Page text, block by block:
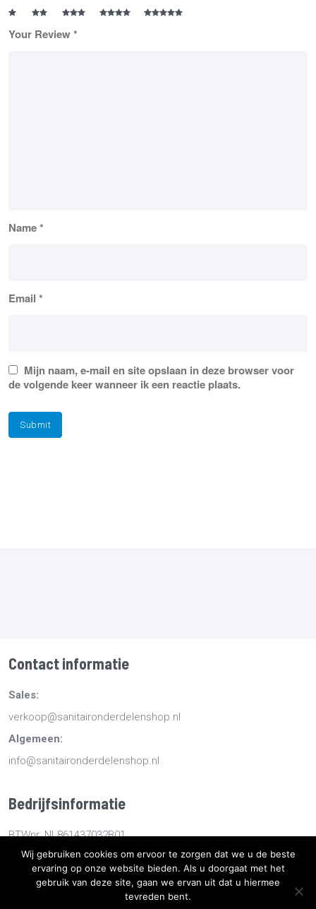
Your Review*
Name*
Email *
Mijn naam, e-mail en site opslaan in deze browser voor
de volgende keer wanneer ik een reactie plaats.
Contact informatie
Sales:
verkoop@sanitaironderdelenshop.nl
Algemeen:
info@sanitaironderdelenshop.nl
Bedrijfsinformatie
BTWnr: NL861437032B01
KvKnr: 78527112
Sanitaironderdelenshop.nl
Wij gebruiken cookies om ervoor te zorgen dat we u de beste
ervaring op onze website bieden. Als u doorgaat met het
gebruik van deze site, gaan we ervan uit dat u hiermee
tevreden bent.